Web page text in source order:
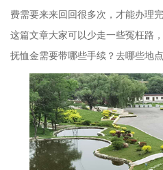
费需要来来回回很多次，才能办理
这篇文章大家可以少走一些冤枉路
抚恤金需要带哪些手续？去哪些地